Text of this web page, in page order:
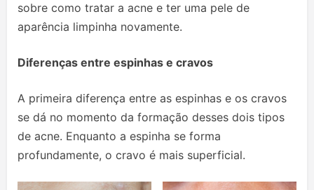
sobre como tratar a acne e ter uma pele de
aparência limpinha novamente.
Diferenças entre espinhas e cravos
A primeira diferença entre as espinhas e os cravos
se dá no momento da formação desses dois tipos
de acne. Enquanto a espinha se forma
profundamente, o cravo é mais superficial.